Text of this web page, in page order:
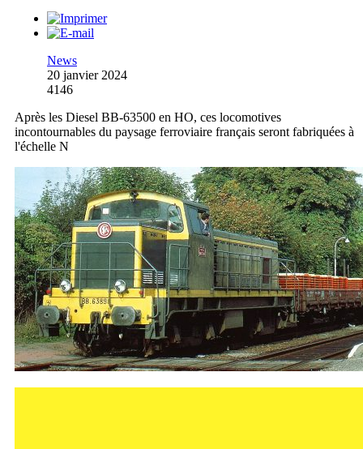
News
20 janvier 2024
4146
Après les Diesel BB-63500 en HO, ces locomotives
incontournables du paysage ferroviaire français seront fabriquées à
l'échelle N